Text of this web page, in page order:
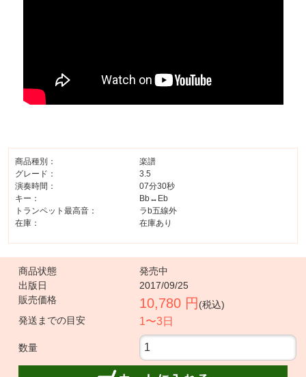
商品種別：
楽譜
グレード：
3.5
演奏時間：
07分30秒
キー：
Bb↔Eb
トランペット最高音：
ラb五線外
在庫：
在庫あり
商品状態
発売中
出版日
2017/09/25
販売価格
10,780 円 (税込)
発送までの目安
1〜3日
数量